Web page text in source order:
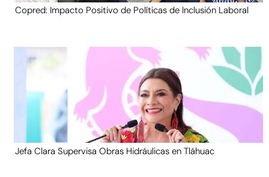
Copred: Impacto Positivo de Políticas de Inclusión Laboral
Jefa Clara Supervisa Obras Hidráulicas en Tláhuac